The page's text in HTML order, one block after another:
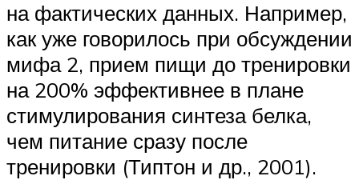
на фактических данных. Например,
как уже говорилось при обсуждении
мифа 2, прием пищи до тренировки
на 200% эффективнее в плане
стимулирования синтеза белка,
чем питание сразу после
тренировки (Типтон и др., 2001).